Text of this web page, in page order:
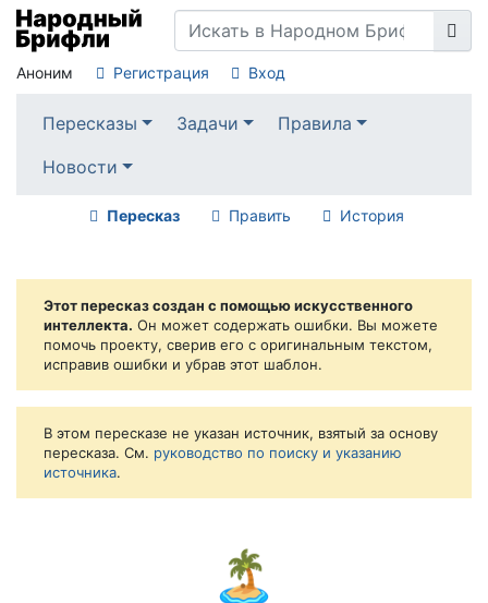
Аноним Регистрация Вход
Пересказы Задачи
Правила
Новости
Пересказ Править История
Этот пересказ создан с помощью искусственного
интеллекта. Он может содержать ошибки. Вы можете
помочь проекту, сверив его с оригинальным текстом,
исправив ошибки и убрав этот шаблон.
В этом пересказе не указан источник, взятый за основу
пересказа. См. руководство по поиску и указанию
источника.
🏝️